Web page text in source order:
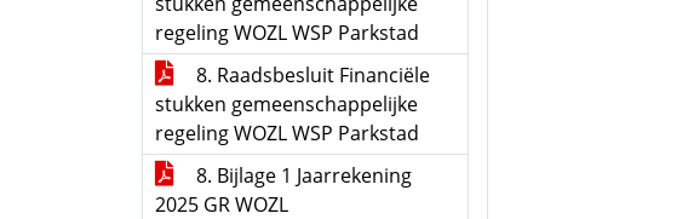
regeling WOZL WSP Parkstad
8. Raadsbesluit Financiële
stukken gemeenschappelijke
regeling WOZL WSP Parkstad
8. Bijlage 1 Jaarrekening
2025 GR WOZL